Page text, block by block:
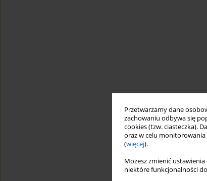
Przetwarzamy dane
zachowaniu odbywa się
cookies (tzw. ciasteczka).
oraz w celu
(więcej).
Możesz zmienić
niektóre funkcjonalności